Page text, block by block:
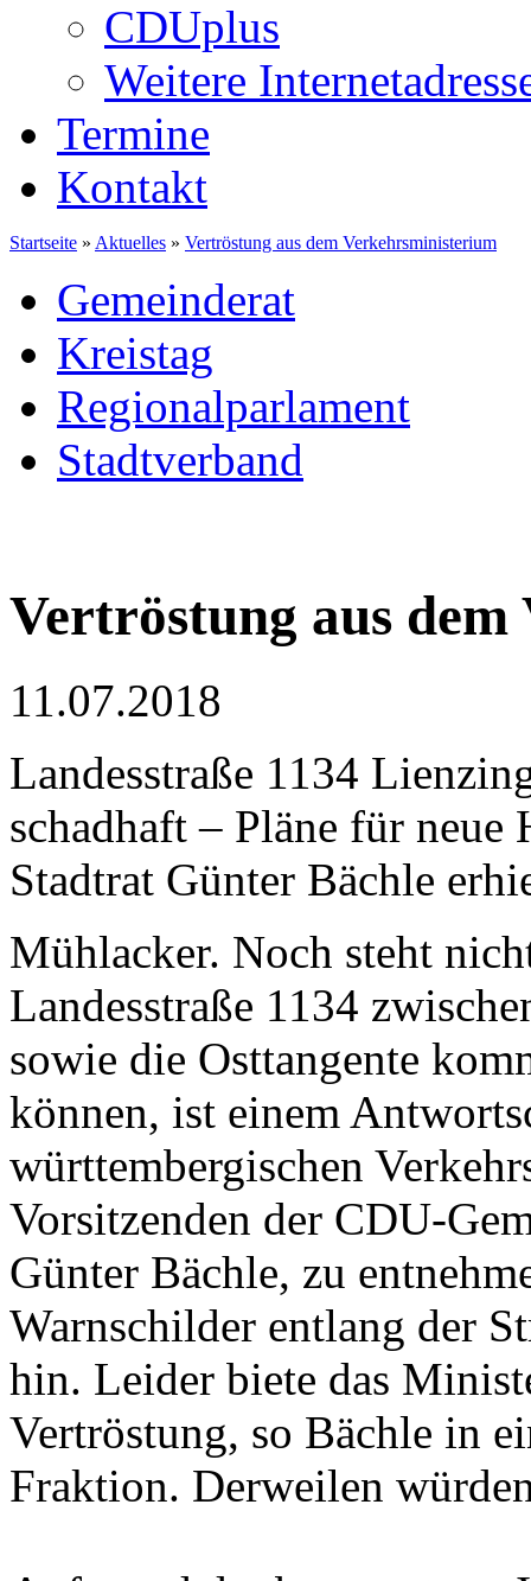
CDUplus
Weitere
Termine
Kontakt
Startseite » Aktuelles » Vertröstung aus dem Verkehrsministerium
Gemeinderat
Kreistag
Regionalparlament
Stadtverband
Vertröstung aus
11.07.2018
Landesstraße 1134
schadhaft – Pläne für
Stadtrat Günter Bächle
Mühlacker. Noch steht
Landesstraße 1134
sowie die Osttangente
können, ist einem
württembergischen
Vorsitzenden der CDU-
Günter Bächle, zu
Warnschilder entlang der
hin. Leider biete das
Vertröstung, so Bächle in
Fraktion. Derweilen